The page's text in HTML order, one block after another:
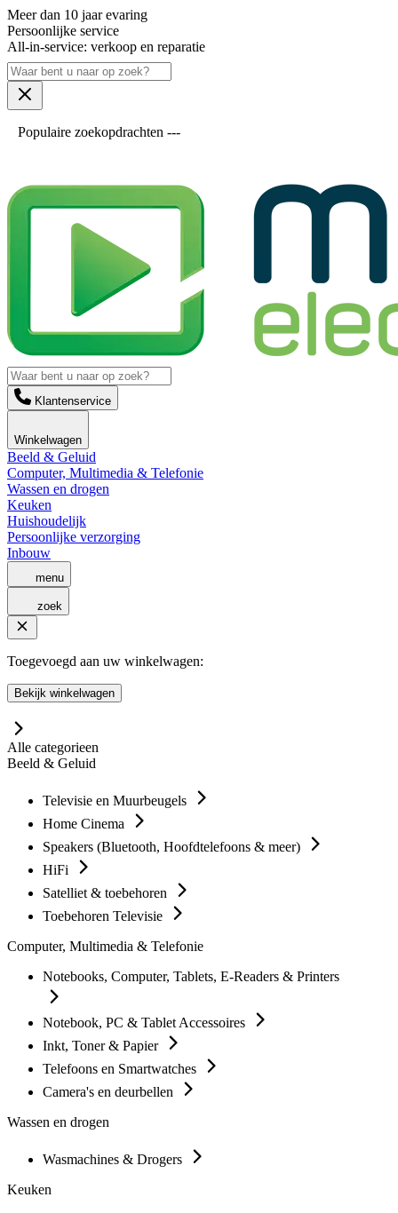
Meer dan 10 jaar evaring
Persoonlijke service
All-in-service: verkoop en reparatie
Populaire zoekopdrachten ---
Klantenservice
Winkelwagen
Beeld & Geluid
Computer, Multimedia & Telefonie
Wassen en drogen
Keuken
Huishoudelijk
Persoonlijke verzorging
Inbouw
menu
zoek
Toegevoegd aan uw winkelwagen:
Bekijk winkelwagen
Alle categorieen
Beeld & Geluid
Televisie en Muurbeugels
Home Cinema
Speakers (Bluetooth, Hoofdtelefoons & meer)
HiFi
Satelliet & toebehoren
Toebehoren Televisie
Computer, Multimedia & Telefonie
Notebooks, Computer, Tablets, E-Readers & Printers
Notebook, PC & Tablet Accessoires
Inkt, Toner & Papier
Telefoons en Smartwatches
Camera's en deurbellen
Wassen en drogen
Wasmachines & Drogers
Keuken